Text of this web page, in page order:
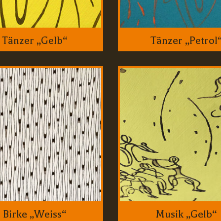
Tänzer „Gelb“ Tänzer
Birke „Weiss“ Musik „Gelb“